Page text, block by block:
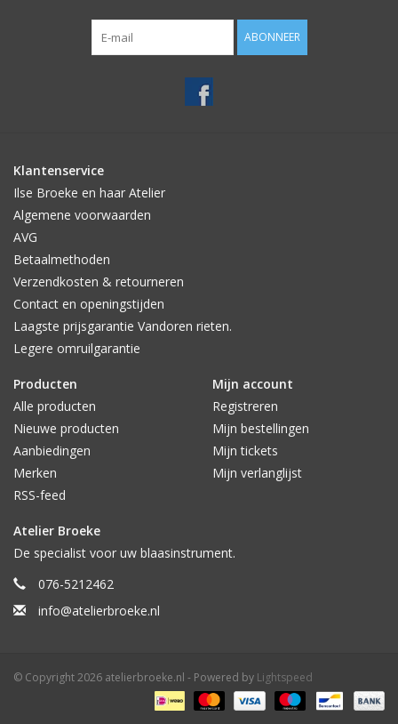
ABONNEER
Klantenservice
Ilse Broeke en haar Atelier
Algemene voorwaarden
AVG
Betaalmethoden
Verzendkosten & retourneren
Contact en openingstijden
Laagste prijsgarantie Vandoren rieten.
Legere omruilgarantie
Producten
Alle producten
Nieuwe producten
Aanbiedingen
Merken
RSS-feed
Mijn account
Registreren
Mijn bestellingen
Mijn tickets
Mijn verlanglijst
Atelier Broeke
De specialist voor uw blaasinstrument.
076-5212462
info@atelierbroeke.nl
© Copyright 2026 atelierbroeke.nl - Powered by Lightspeed